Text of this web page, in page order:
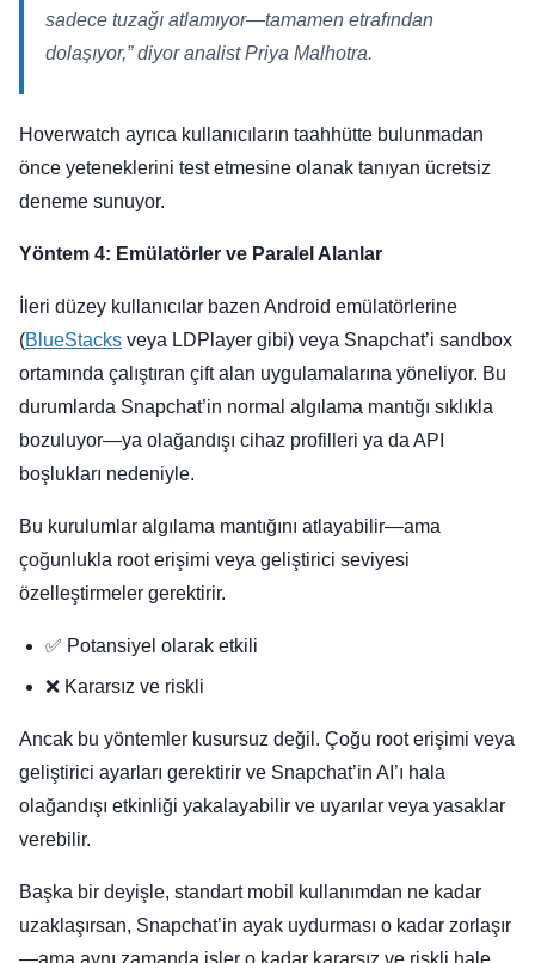
sadece tuzağı atlamıyor—tamamen etrafından
dolaşıyor,” diyor analist Priya Malhotra.
Hoverwatch ayrıca kullanıcıların taahhütte bulunmadan
önce yeteneklerini test etmesine olanak tanıyan ücretsiz
deneme sunuyor.
Yöntem 4: Emülatörler ve Paralel Alanlar
İleri düzey kullanıcılar bazen Android emülatörlerine
(BlueStacks veya LDPlayer gibi) veya Snapchat’i sandbox
ortamında çalıştıran çift alan uygulamalarına yöneliyor. Bu
durumlarda Snapchat’in normal algılama mantığı sıklıkla
bozuluyor—ya olağandışı cihaz profilleri ya da API
boşlukları nedeniyle.
Bu kurulumlar algılama mantığını atlayabilir—ama
çoğunlukla root erişimi veya geliştirici seviyesi
özelleştirmeler gerektirir.
✅ Potansiyel olarak etkili
❌ Kararsız ve riskli
Ancak bu yöntemler kusursuz değil. Çoğu root erişimi veya
geliştirici ayarları gerektirir ve Snapchat’in AI’ı hala
olağandışı etkinliği yakalayabilir ve uyarılar veya yasaklar
verebilir.
Başka bir deyişle, standart mobil kullanımdan ne kadar
uzaklaşırsan, Snapchat’in ayak uydurması o kadar zorlaşır